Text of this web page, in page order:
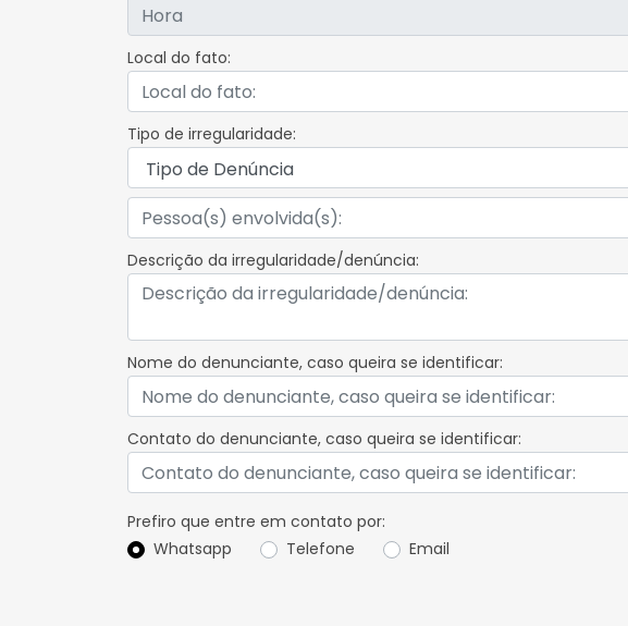
Local do fato:
Tipo de irregularidade:
Descrição da irregularidade/denúncia:
Nome do denunciante, caso queira se identificar:
Contato do denunciante, caso queira se identificar:
Prefiro que entre em contato por:
Whatsapp
Telefone Email